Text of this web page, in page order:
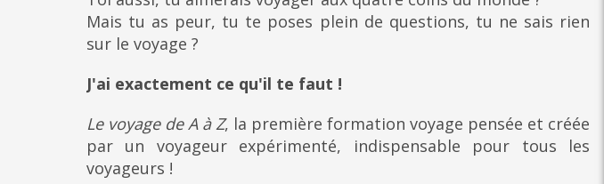
Mais tu as peur, tu te poses plein de questions, tu ne sais rien
sur le voyage ?
J'ai exactement ce qu'il te faut !
Le voyage de A à Z, la première formation voyage pensée et créée
par un voyageur expérimenté, indispensable pour tous les
voyageurs !